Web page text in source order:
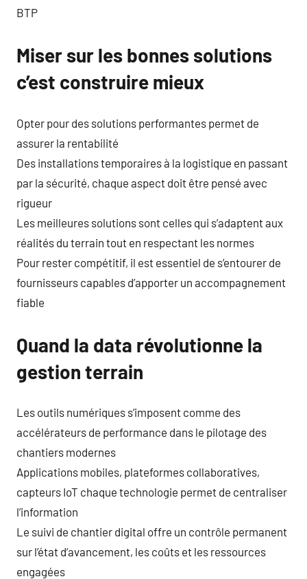
BTP
Miser sur les bonnes solutions
c’est construire mieux
Opter pour des solutions performantes permet de
assurer la rentabilité
Des installations temporaires à la logistique en passant
par la sécurité, chaque aspect doit être pensé avec
rigueur
Les meilleures solutions sont celles qui s’adaptent aux
réalités du terrain tout en respectant les normes
Pour rester compétitif, il est essentiel de s’entourer de
fournisseurs capables d’apporter un accompagnement
fiable
Quand la data révolutionne la
gestion terrain
Les outils numériques s’imposent comme des
accélérateurs de performance dans le pilotage des
chantiers modernes
Applications mobiles, plateformes collaboratives,
capteurs IoT chaque technologie permet de centraliser
l’information
Le suivi de chantier digital offre un contrôle permanent
sur l’état d’avancement, les coûts et les ressources
engagées